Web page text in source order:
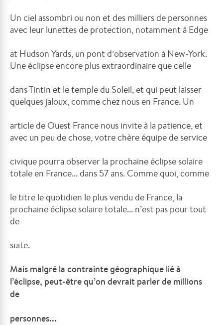
Un ciel assombri ou non et des milliers de personnes
avec leur lunettes de protection, notamment à Edge
at Hudson Yards, un pont d’observation à New-York.
Une éclipse encore plus extraordinaire que celle
dans Tintin et le temple du Soleil, et qui peut laisser
quelques jaloux, comme chez nous en France. Un
article de Ouest France nous invite à la patience, et
avec un peu de chose, votre chère équipe de service
civique pourra observer la prochaine éclipse solaire
totale en France... dans 57 ans. Comme quoi, comme
le titre le quotidien le plus vendu de France, la
prochaine éclipse solaire totale... n’est pas pour tout
de
suite.
Mais malgré la contrainte géographique lié à
l’éclipse, peut-être qu’on devrait parler de millions
de
personnes...